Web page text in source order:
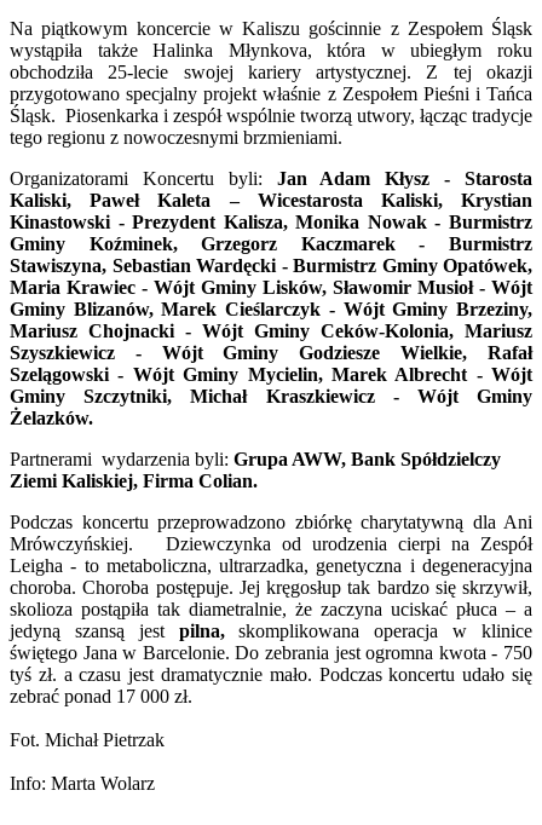
Na piątkowym koncercie w Kaliszu gościnnie z Zespołem Śląsk
wystąpiła także Halinka Młynkova, która w ubiegłym roku
obchodziła 25-lecie swojej kariery artystycznej. Z tej okazji
przygotowano specjalny projekt właśnie z Zespołem Pieśni i Tańca
Śląsk. Piosenkarka i zespół wspólnie tworzą utwory, łącząc tradycje
tego regionu z nowoczesnymi brzmieniami.
Organizatorami Koncertu byli: Jan Adam Kłysz - Starosta
Kaliski, Paweł Kaleta – Wicestarosta Kaliski, Krystian
Kinastowski - Prezydent Kalisza, Monika Nowak - Burmistrz
Gminy Koźminek, Grzegorz Kaczmarek - Burmistrz
Stawiszyna, Sebastian Wardęcki - Burmistrz Gminy Opatówek,
Maria Krawiec - Wójt Gminy Lisków, Sławomir Musioł - Wójt
Gminy Blizanów, Marek Cieślarczyk - Wójt Gminy Brzeziny,
Mariusz Chojnacki - Wójt Gminy Ceków-Kolonia, Mariusz
Szyszkiewicz - Wójt Gminy Godziesze Wielkie, Rafał
Szelągowski - Wójt Gminy Mycielin, Marek Albrecht - Wójt
Gminy Szczytniki, Michał Kraszkiewicz - Wójt Gminy
Żelazków.
Partnerami wydarzenia byli: Grupa AWW, Bank Spółdzielczy
Ziemi Kaliskiej, Firma Colian.
Podczas koncertu przeprowadzono zbiórkę charytatywną dla Ani
Mrówczyńskiej. Dziewczynka od urodzenia cierpi na Zespół
Leigha - to metaboliczna, ultrarzadka, genetyczna i degeneracyjna
choroba. Choroba postępuje. Jej kręgosłup tak bardzo się skrzywił,
skolioza postąpiła tak diametralnie, że zaczyna uciskać płuca – a
jedyną szansą jest pilna,skomplikowana operacja w klinice
świętego Jana w Barcelonie. Do zebrania jest ogromna kwota - 750
tyś zł. a czasu jest dramatycznie mało. Podczas koncertu udało się
zebrać ponad 17 000 zł.
Fot. Michał Pietrzak
Info: Marta Wolarz